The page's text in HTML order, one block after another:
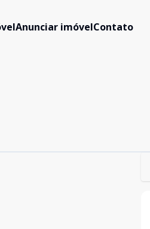
Anunciar imóvelContato